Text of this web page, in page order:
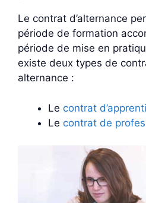
Le contrat d’alternance
période de formation
période de mise en
existe deux types de
alternance :
Le contrat
Le contrat de